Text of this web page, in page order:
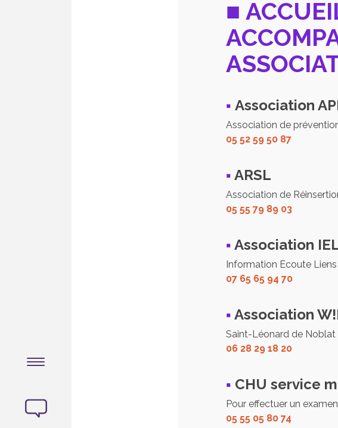
■
▪ Association
Association de
05 52 59 50 87
▪ ARSL
Association de
05 55 79 89 03
▪ Association
Information Ecoute
07 65 65 94 70
▪ Association
Saint-Léonard de Noblat
06 28 29 18 20
▪ CHU service
Pour effectuer un
05 55 05 80 74